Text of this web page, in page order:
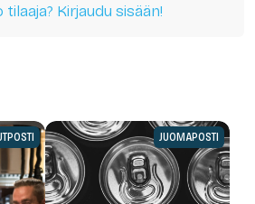
tilaaja? Kirjaudu sisään!
JUOMAPOSTI